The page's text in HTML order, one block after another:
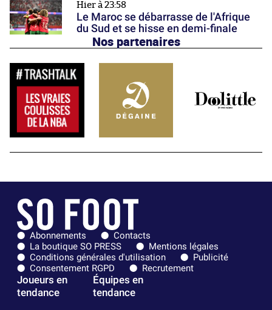
Hier à 23:58
Le Maroc se débarrasse de l'Afrique
du Sud et se hisse en demi-finale
Nos partenaires
Abonnements
Contacts
La boutique SO PRESS
Mentions légales
Conditions générales d'utilisation
Publicité
Consentement RGPD
Recrutement
Joueurs en
tendance
Équipes en
tendance